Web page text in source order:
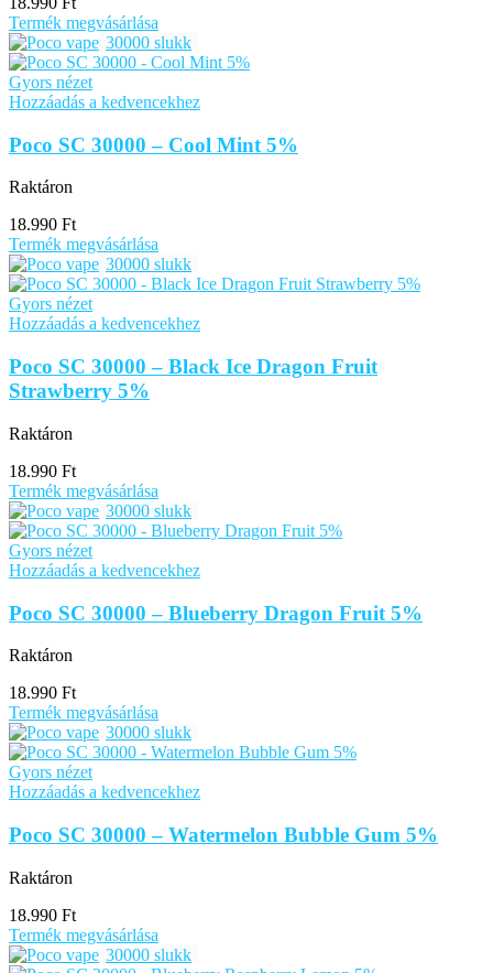
Termék megvásárlása
30000 slukk
Gyors nézet
Hozzáadás a kedvencekhez
Poco SC 30000 – Cool Mint 5%
Raktáron
18.990 Ft
Termék megvásárlása
30000 slukk
Gyors nézet
Hozzáadás a kedvencekhez
Poco SC 30000 – Black Ice Dragon Fruit
Strawberry 5%
Raktáron
18.990 Ft
Termék megvásárlása
30000 slukk
Gyors nézet
Hozzáadás a kedvencekhez
Poco SC 30000 – Blueberry Dragon Fruit 5%
Raktáron
18.990 Ft
Termék megvásárlása
30000 slukk
Gyors nézet
Hozzáadás a kedvencekhez
Poco SC 30000 – Watermelon Bubble Gum 5%
Raktáron
18.990 Ft
Termék megvásárlása
30000 slukk